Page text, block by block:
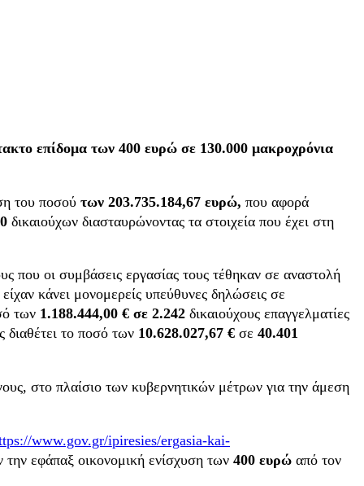
επίδομα των 400 ευρώ σε 130.000 μακροχρόνια
του ποσού των 203.735.184,67 ευρώ, που αφορά
δικαιούχων διασταυρώνοντας τα στοιχεία που έχει στη
που οι συμβάσεις εργασίας τους τέθηκαν σε αναστολή
κάνει μονομερείς υπεύθυνες δηλώσεις σε
των 1.188.444,00 € σε 2.242 δικαιούχους επαγγελματίες
διαθέτει το ποσό των 10.628.027,67 € σε 40.401
στο πλαίσιο των κυβερνητικών μέτρων για την άμεση
www.gov.gr/ipiresies/ergasia-kai-
την εφάπαξ οικονομική ενίσχυση των 400 ευρώ από τον